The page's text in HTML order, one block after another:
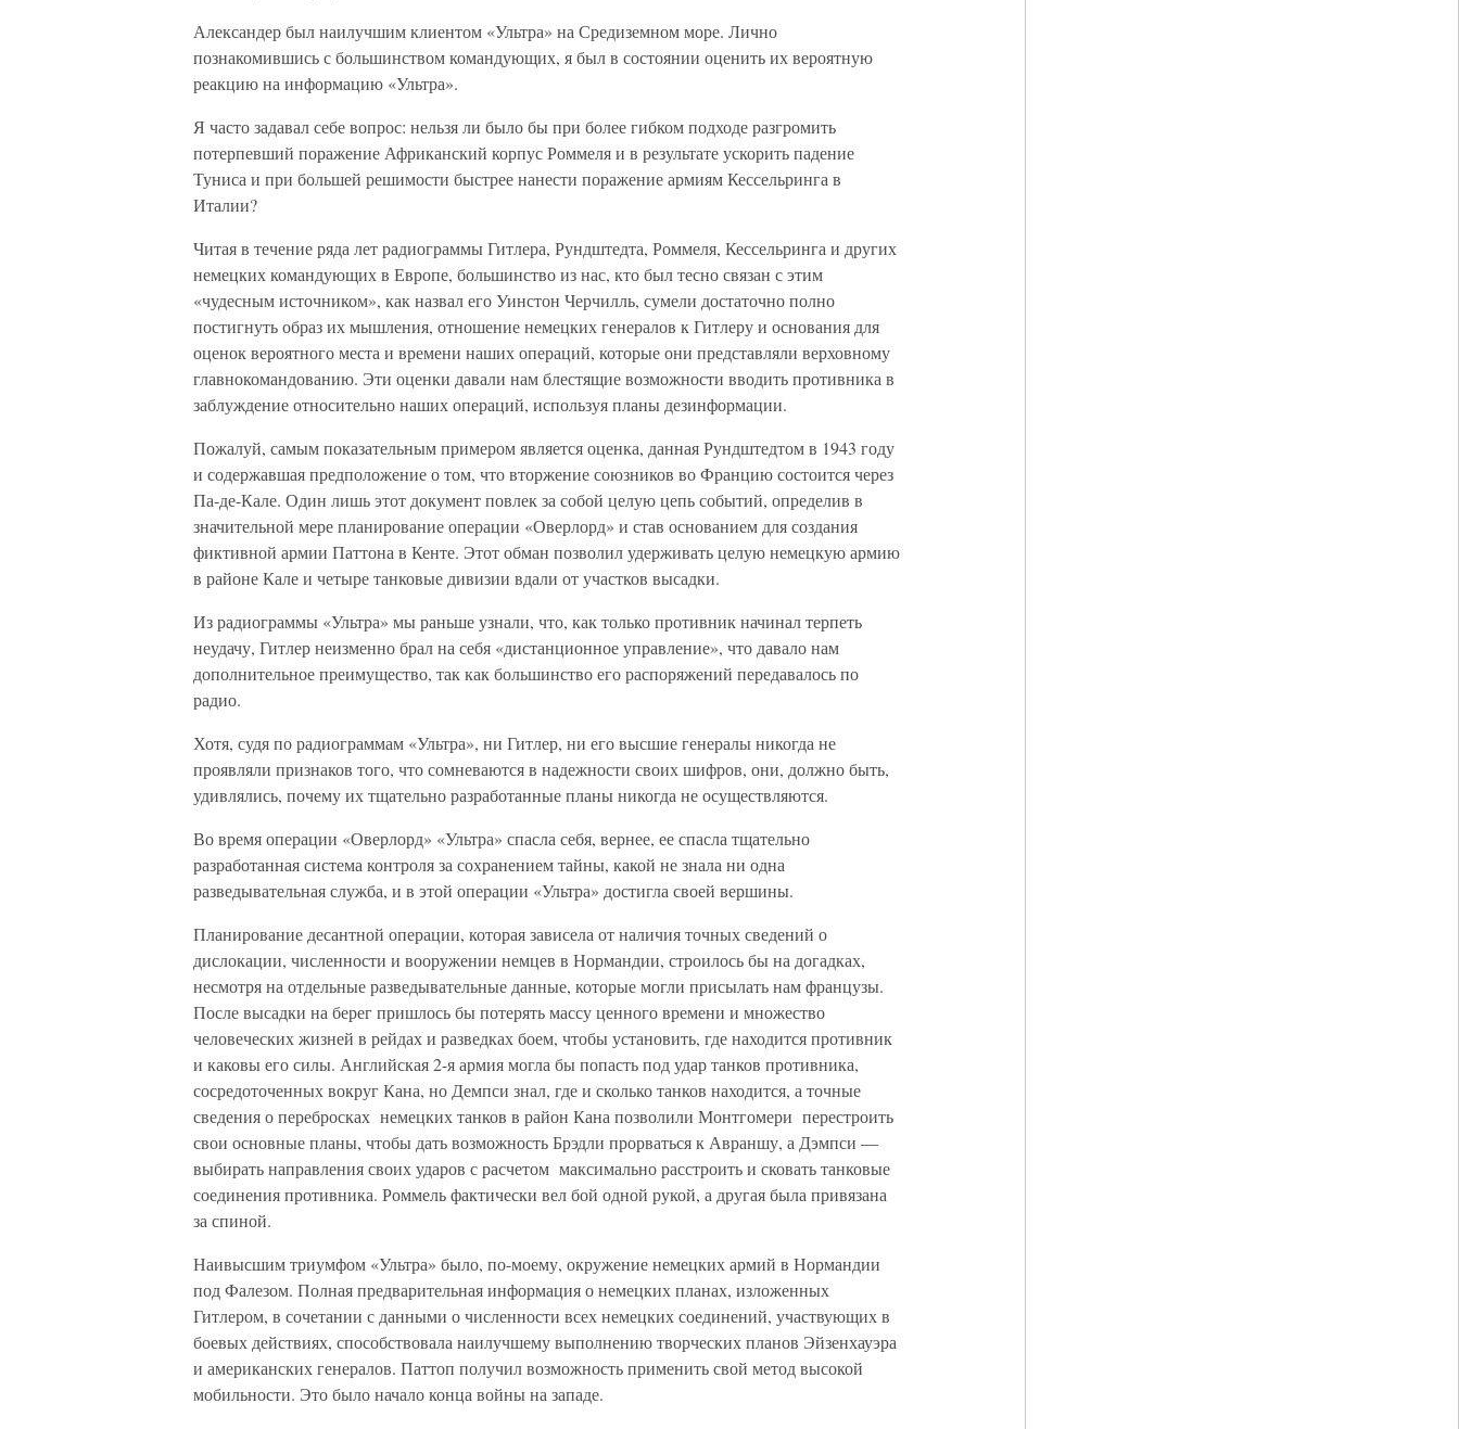
Александер был наилучшим клиентом «Ультра» на Средиземном море. Лично
познакомившись с большинством командующих, я был в состоянии оценить их вероятную
реакцию на информацию «Ультра».
Я часто задавал себе вопрос: нельзя ли было бы при более гибком подходе разгромить
потерпевший поражение Африканский корпус Роммеля и в результате ускорить падение
Туниса и при большей решимости быстрее нанести поражение армиям Кессельринга в
Италии?
Читая в течение ряда лет радиограммы Гитлера, Рундштедта, Роммеля, Кессельринга и других
немецких командующих в Европе, большинство из нас, кто был тесно связан с этим
«чудесным источником», как назвал его Уинстон Черчилль, сумели достаточно полно
постигнуть образ их мышления, отношение немецких генералов к Гитлеру и основания для
оценок вероятного места и времени наших операций, которые они представляли верховному
главнокомандованию. Эти оценки давали нам блестящие возможности вводить противника в
заблуждение относительно наших операций, используя планы дезинформации.
Пожалуй, самым показательным примером является оценка, данная Рундштедтом в 1943 году
и содержавшая предположение о том, что вторжение союзников во Францию состоится через
Па-де-Кале. Один лишь этот документ повлек за собой целую цепь событий, определив в
значительной мере планирование операции «Оверлорд» и став основанием для создания
фиктивной армии Паттона в Кенте. Этот обман позволил удерживать целую немецкую армию
в районе Кале и четыре танковые дивизии вдали от участков высадки.
Из радиограммы «Ультра» мы раньше узнали, что, как только противник начинал терпеть
неудачу, Гитлер неизменно брал на себя «дистанционное управление», что давало нам
дополнительное преимущество, так как большинство его распоряжений передавалось по
радио.
Хотя, судя по радиограммам «Ультра», ни Гитлер, ни его высшие генералы никогда не
проявляли признаков того, что сомневаются в надежности своих шифров, они, должно быть,
удивлялись, почему их тщательно разработанные планы никогда не осуществляются.
Во время операции «Оверлорд» «Ультра» спасла себя, вернее, ее спасла тщательно
разработанная система контроля за сохранением тайны, какой не знала ни одна
разведывательная служба, и в этой операции «Ультра» достигла своей вершины.
Планирование десантной операции, которая зависела от наличия точных сведений о
дислокации, численности и вооружении немцев в Нормандии, строилось бы на догадках,
несмотря на отдельные разведывательные данные, которые могли присылать нам французы.
После высадки на берег пришлось бы потерять массу ценного времени и множество
человеческих жизней в рейдах и разведках боем, чтобы установить, где находится противник
и каковы его силы. Английская 2-я армия могла бы попасть под удар танков противника,
сосредоточенных вокруг Кана, но Демпси знал, где и сколько танков находится, а точные
сведения о перебросках немецких танков в район Кана позволили Монтгомери перестроить
свои основные планы, чтобы дать возможность Брэдли прорваться к Авраншу, а Дэмпси —
выбирать направления своих ударов с расчетом максимально расстроить и сковать танковые
соединения противника. Роммель фактически вел бой одной рукой, а другая была привязана
за спиной.
Наивысшим триумфом «Ультра» было, по-моему, окружение немецких армий в Нормандии
под Фалезом. Полная предварительная информация о немецких планах, изложенных
Гитлером, в сочетании с данными о численности всех немецких соединений, участвующих в
боевых действиях, способствовала наилучшему выполнению творческих планов Эйзенхауэра
и американских генералов. Паттоп получил возможность применить свой метод высокой
мобильности. Это было начало конца войны на западе.